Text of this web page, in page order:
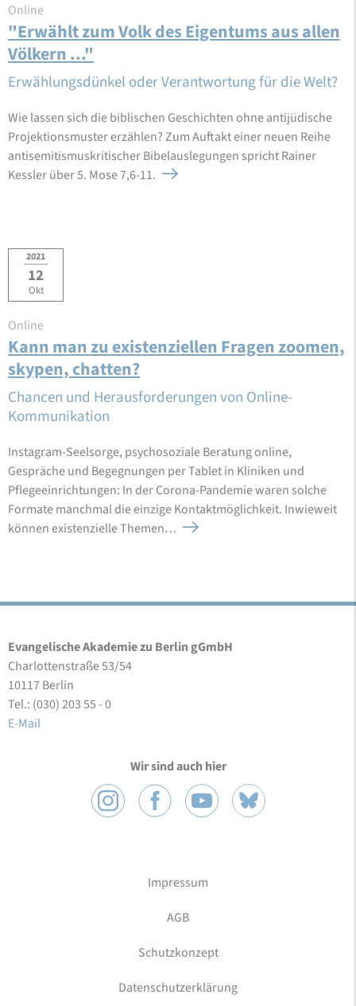
Online
"Erwählt zum Volk des Eigentums aus allen
Völkern ..."
Erwählungsdünkel oder Verantwortung für die Welt?
Wie lassen sich die biblischen Geschichten ohne antijüdische
Projektionsmuster erzählen? Zum Auftakt einer neuen Reihe
antisemitismuskritischer Bibelauslegungen spricht Rainer
Kessler über 5. Mose 7,6-11.
2021
12
Okt
Online
Kann man zu existenziellen Fragen zoomen,
skypen, chatten?
Chancen und Herausforderungen von Online-
Kommunikation
Instagram-Seelsorge, psychosoziale Beratung online,
Gespräche und Begegnungen per Tablet in Kliniken und
Pflegeeinrichtungen: In der Corona-Pandemie waren solche
Formate manchmal die einzige Kontaktmöglichkeit. Inwieweit
können existenzielle Themen…
Evangelische Akademie zu Berlin gGmbH
Charlottenstraße 53/54
10117 Berlin
Tel.: (030) 203 55 - 0
E-Mail
Wir sind auch hier
Impressum
AGB
Schutzkonzept
Datenschutzerklärung